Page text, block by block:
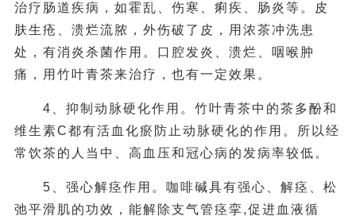
治疗肠道疾病，如霍乱、伤寒、痢疾、肠炎等。皮
肤生疮、溃烂流脓，外伤破了皮，用浓茶冲洗患
处，有消炎杀菌作用。口腔发炎、溃烂、咽喉肿
痛，用竹叶青茶来治疗，也有一定效果。
4、抑制动脉硬化作用。竹叶青茶中的茶多酚和
维生素C都有活血化瘀防止动脉硬化的作用。所以经
常饮茶的人当中、高血压和冠心病的发病率较低。
5、强心解痉作用。咖啡碱具有强心、解痉、松
弛平滑肌的功效，能解除支气管痉挛,促进血液循